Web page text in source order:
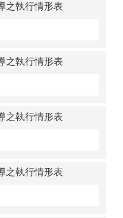
之執行情形表
之執行情形表
之執行情形表
之執行情形表